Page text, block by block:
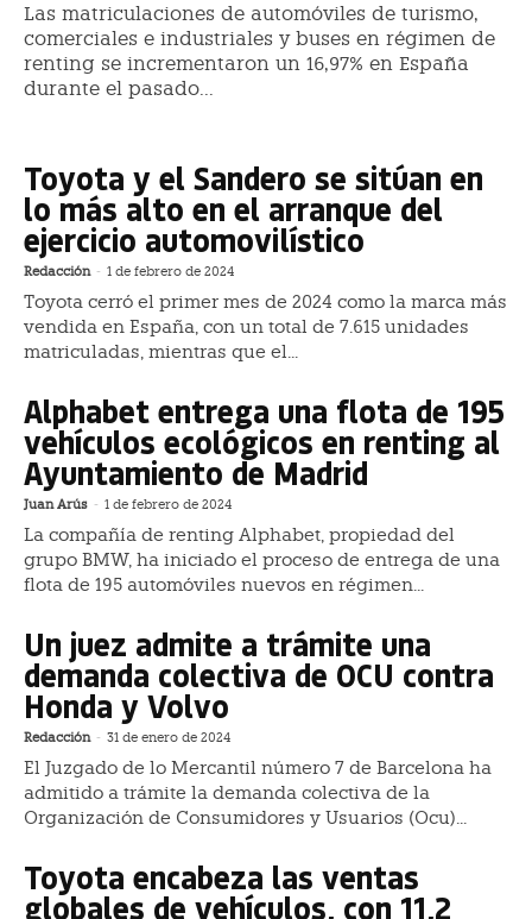
Las matriculaciones de automóviles de turismo,
comerciales e industriales y buses en régimen de
renting se incrementaron un 16,97% en España
durante el pasado...
Toyota y el Sandero se sitúan en
lo más alto en el arranque del
ejercicio automovilístico
Redacción - 1 de febrero de 2024
Toyota cerró el primer mes de 2024 como la marca más
vendida en España, con un total de 7.615 unidades
matriculadas, mientras que el...
Alphabet entrega una flota de 195
vehículos ecológicos en renting al
Ayuntamiento de Madrid
Juan Arús - 1 de febrero de 2024
La compañía de renting Alphabet, propiedad del
grupo BMW, ha iniciado el proceso de entrega de una
flota de 195 automóviles nuevos en régimen...
Un juez admite a trámite una
demanda colectiva de OCU contra
Honda y Volvo
Redacción - 31 de enero de 2024
El Juzgado de lo Mercantil número 7 de Barcelona ha
admitido a trámite la demanda colectiva de la
Organización de Consumidores y Usuarios (Ocu)...
Toyota encabeza las ventas
globales de vehículos, con 11,2